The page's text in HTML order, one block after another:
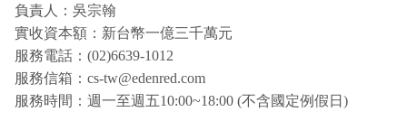
負責人：吳宗翰
實收資本額：新台幣一億三千萬元
服務電話：(02)6639-1012
服務信箱：cs-tw@edenred.com
服務時間：週一至週五10:00~18:00 (不含國定例假日)